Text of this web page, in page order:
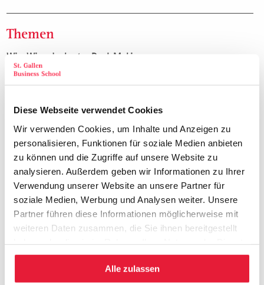
Diese Webseite verwendet Cookies
Wir verwenden Cookies, um Inhalte und Anzeigen zu
personalisieren, Funktionen für soziale Medien anbieten
zu können und die Zugriffe auf unsere Website zu
analysieren. Außerdem geben wir Informationen zu Ihrer
Verwendung unserer Website an unsere Partner für
soziale Medien, Werbung und Analysen weiter. Unsere
Partner führen diese Informationen möglicherweise mit
weiteren Daten zusammen, die Sie ihnen bereitgestellt
gesammelt haben.
Alle zulassen
Themen
Win-Win oder hartes Deal-Making
Gewinnende Gesprächsführung und win-win als
Verhandlungsziel
Deal-Making
Die richtige Balance finden
Persönliche Wirkung in Verhandlungen
Executive Presence: Wie Sie nonverbal Vertrauen und
Autorität ausstrahlen
Stimme und Sprache als Instrument strategischer
Einflussnahme
Psychologie der Wirkung: Die ersten 90 Sekunden
erfolgreich nutzen
Selbstführung in Stressmomenten: Ruhe und Kontrolle